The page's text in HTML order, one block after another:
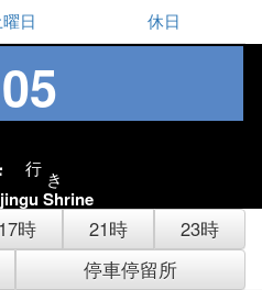
日 休日
行 き
Shrine
17時 21時
23時
停車停留所